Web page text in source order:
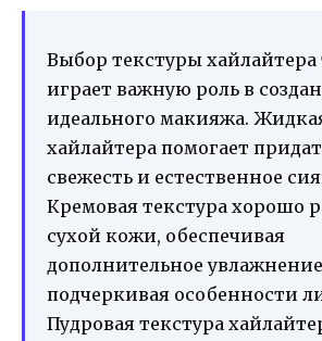
Выбор текстуры хайлайтера
играет важную роль в
идеального макияжа.
хайлайтера помогает
свежесть и естественное
Кремовая текстура хорошо
сухой кожи, обеспечивая
дополнительное
подчеркивая особенности
Пудровая текстура